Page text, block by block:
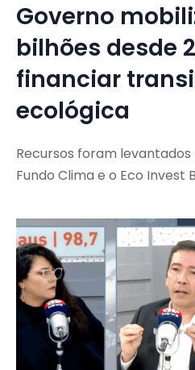
Governo
bilhões desde
financiar
ecológica
Recursos foram
Fundo Clima e o Eco Invest